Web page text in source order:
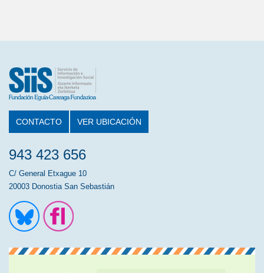
CONTACTO VER UBICACIÓN
943 423 656
C/ General Etxague 10
20003 Donostia San Sebastián